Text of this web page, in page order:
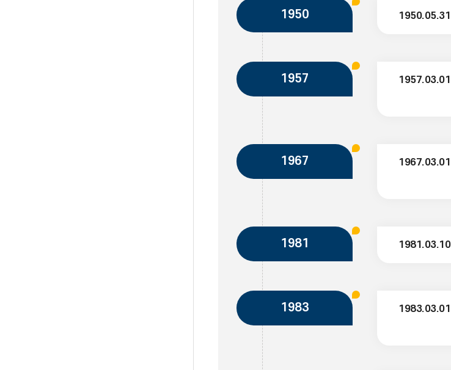
1950 1950.05.31
1957 1957.03.01
1967 1967.03.01
1981 1981.03.10
1983 1983.03.01